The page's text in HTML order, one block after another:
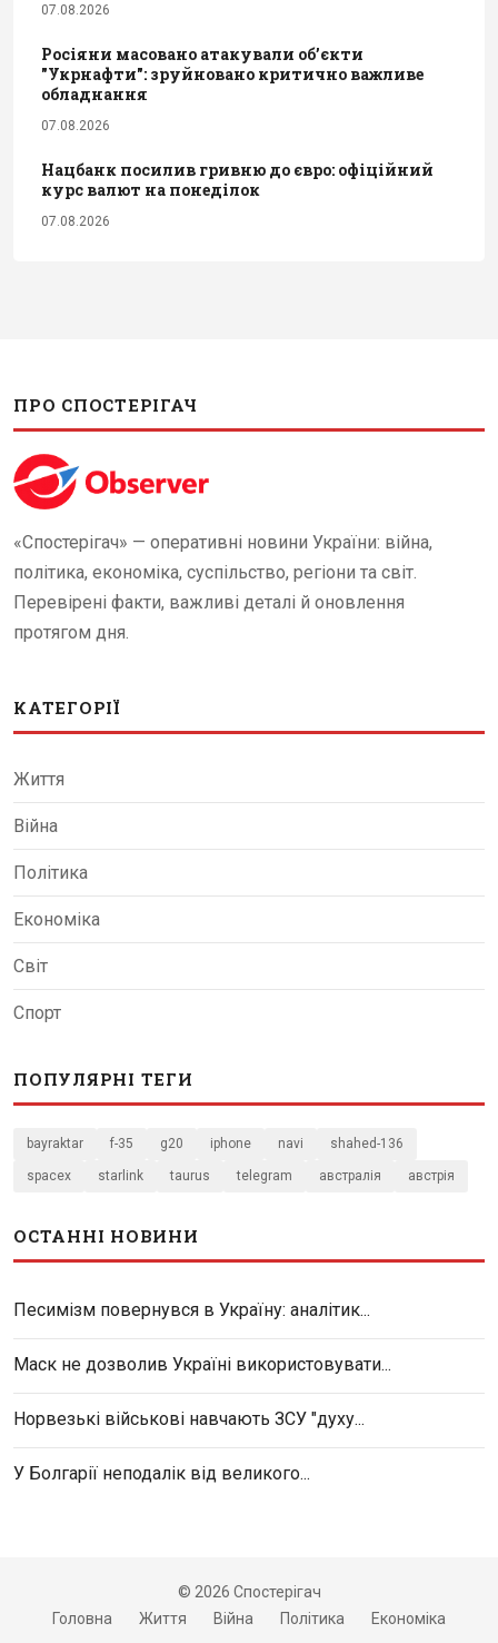
07.08.2026
Росіяни масовано атакували обʼєкти
"Укрнафти": зруйновано критично важливе
обладнання
07.08.2026
Нацбанк посилив гривню до євро: офіційний
курс валют на понеділок
07.08.2026
ПРО СПОСТЕРІГАЧ
«Спостерігач» — оперативні новини України: війна,
політика, економіка, суспільство, регіони та світ.
Перевірені факти, важливі деталі й оновлення
протягом дня.
КАТЕГОРІЇ
Життя
Війна
Політика
Економіка
Світ
Спорт
ПОПУЛЯРНІ ТЕГИ
bayraktar f-35 g20 iphone navi shahed-136
spacex starlink taurus telegram австралія австрія
ОСТАННІ НОВИНИ
Песимізм повернувся в Україну: аналітик...
Маск не дозволив Україні використовувати...
Норвезькі військові навчають ЗСУ "духу...
У Болгарії неподалік від великого...
© 2026 Спостерігач
Головна
Життя Війна Політика Економіка